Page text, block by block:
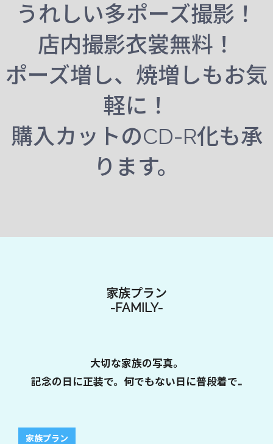
うれしい多ポーズ撮影！
店内撮影衣裳無料！
ポーズ増し、焼増しもお気
軽に！
購入カットのCD-R化も承
ります。
家族プラン
-FAMILY-
大切な家族の写真。
記念の日に正装で。何でもない日に普段着で…
家族プラン